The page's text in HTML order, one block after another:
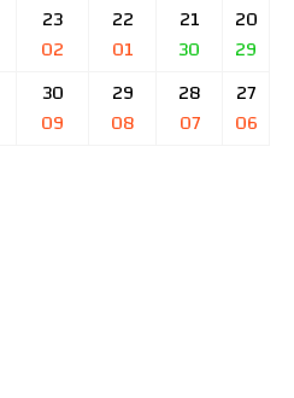
20
29
21
30
22
01
23
02
27
06
28
07
29
08
30
09